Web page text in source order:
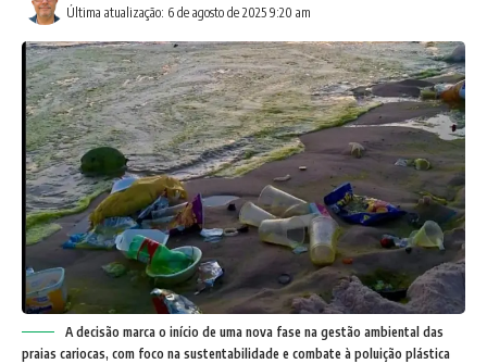
Última atualização: 6 de agosto de 2025 9:20 am
A decisão marca o início de uma nova fase na gestão ambiental das
praias cariocas, com foco na sustentabilidade e combate à poluição plástica